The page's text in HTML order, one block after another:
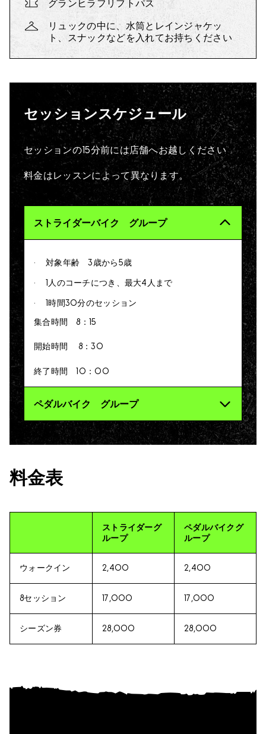
グランヒラフリフトパス
リュックの中に、水筒とレインジャケッ
ト、スナックなどを入れてお持ちください
セッションスケジュール
セッションの15分前には店舗へお越しください
料金はレッスンによって異なります。
ストライダーバイク グループ
対象年齢 3歳から5歳
1人のコーチにつき、最大4人まで
1時間30分のセッション
集合時間 8：15
開始時間 8：30
終了時間 10：00
ペダルバイク グループ
料金表
ストライダーグ
ループ
ペダルバイクグ
ループ
ウォークイン 2,400 2,400
8セッション 17,000 17,000
シーズン券 28,000 28,000